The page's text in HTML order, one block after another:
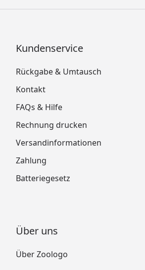
Kundenservice
Rückgabe & Umtausch
Kontakt
FAQs & Hilfe
Rechnung drucken
Versandinformationen
Zahlung
Batteriegesetz
Über uns
Über Zoologo